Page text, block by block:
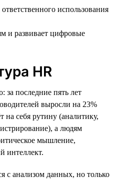
использования
и развивает цифровые
HR
за последние пять лет
выросли на 23%
на себя рутину (аналитику,
а людям
мышление,
интеллект.
с анализом данных, но только